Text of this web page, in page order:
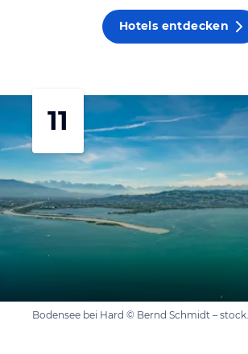
Hotels entdecken
11
Bodensee bei Hard © Bernd Schmidt –